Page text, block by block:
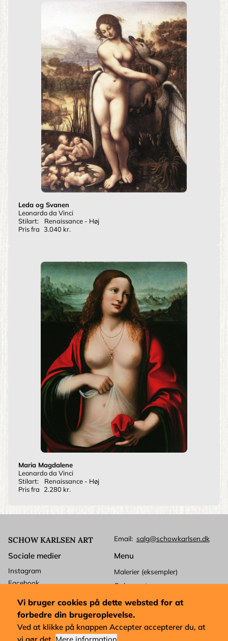
Leda og Svanen
Leonardo da Vinci
Stilart:
Renaissance - Høj
Pris fra 3.040 kr.
Maria Magdalene
Leonardo da Vinci
Stilart:
Renaissance - Høj
Pris fra
2.280 kr.
SCHOW KARLSEN ART Email salg@schowkarlsen.dk
Menu
Malerier (eksempler)
Ophavsret
Kundeservice
Levering
Forretningsbetingelser
Sociale medier
Instagram
Facebook
Mastercard
Vi bruger cookies på dette websted for at
forbedre din brugeroplevelse.
Ved at klikke på knappen Accepter accepterer du, at